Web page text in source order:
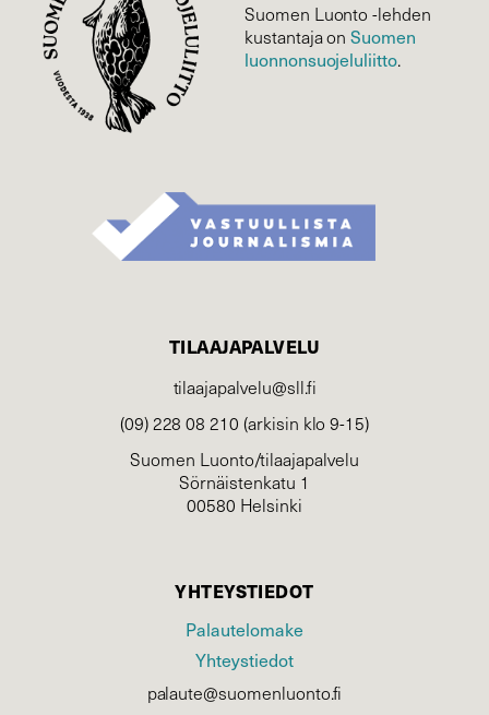
Suomen Luonto -lehden
kustantaja onSuomen
luonnonsuojelu­liitto.
TILAAJAPALVELU
tilaajapalvelu@sll.fi
(09) 228 08 210 (arkisin klo 9-15)
Suomen Luonto/tilaajapalvelu
Sörnäistenkatu 1
00580 Helsinki
YHTEYSTIEDOT
Palautelomake
Yhteystiedot
palaute@suomenluonto.fi